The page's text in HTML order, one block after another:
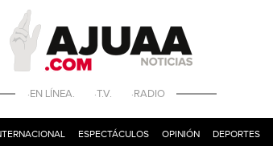
·EN LÍNEA. ·T.V. ·RADIO
ESPECTÁCULOS OPINIÓN DEPORTES